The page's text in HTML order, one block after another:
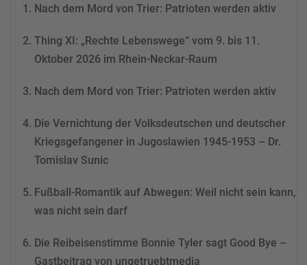
dieses Video anzusehen.
Mehr Informationen
Consent Management
&
Nach dem Mord von Trier: Patrioten werden aktiv
Thing XI: „Rechte Lebenswege“ vom 9. bis 11.
Oktober 2026 im Rhein-Neckar-Raum
Nach dem Mord von Trier: Patrioten werden aktiv
Die Vernichtung der Volksdeutschen und deutscher
Kriegsgefangener in Jugoslawien 1945-1953 – Dr.
Tomislav Sunic
Fußball-Romantik auf Abwegen: Weil nicht sein kann,
was nicht sein darf
Die Reibeisenstimme Bonnie Tyler sagt Good Bye –
Gastbeitrag von ungetruebtmedia